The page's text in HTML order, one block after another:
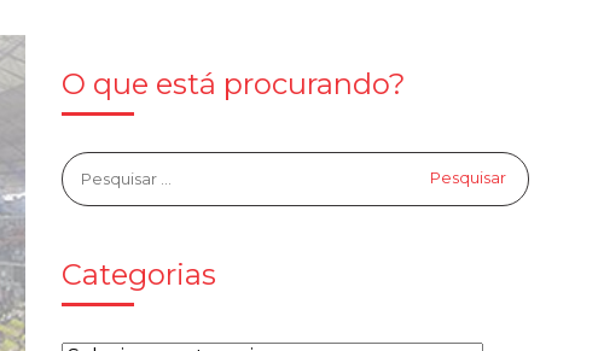
O que está procurando?
Categorias